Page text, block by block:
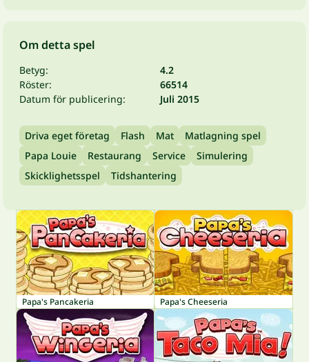
Om detta spel
Betyg:
4.2
Röster:
66514
Datum för publicering:
Juli 2015
Driva eget företag Flash Mat
Matlagning spel
Papa Louie
Restaurang Service
Simulering
Skicklighetsspel
Tidshantering
Papa's Pancakeria Papa's Cheeseria